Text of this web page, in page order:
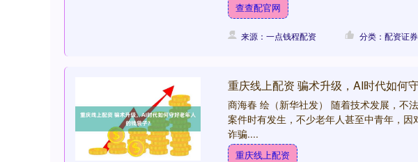
查查配官网
来源：一点钱程配资 分类：配资证券
重庆线上配资 骗术升级，AI时代如何
商海春 绘（新华社发） 随着技术发展，不
案件时有发生，不少老年人甚至中青年，
诈骗....
重庆线上配资